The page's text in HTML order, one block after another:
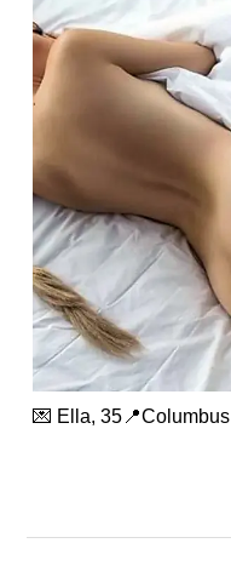
💌 Ella, 35📍Columbus